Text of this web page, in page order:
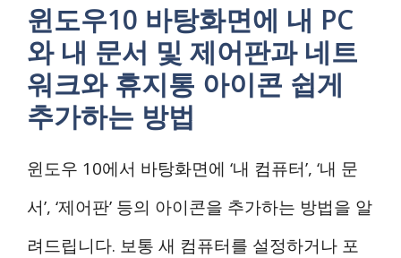
윈도우10 바탕화면에 내 PC
와 내 문서 및 제어판과 네트
워크와 휴지통 아이콘 쉽게
추가하는 방법
윈도우 10에서 바탕화면에 ‘내 컴퓨터’, ‘내 문
서’, ‘제어판’ 등의 아이콘을 추가하는 방법을 알
려드립니다. 보통 새 컴퓨터를 설정하거나 포